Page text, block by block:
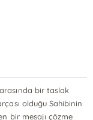
bir taslak
olduğu Sahibinin
bir mesajı çözme